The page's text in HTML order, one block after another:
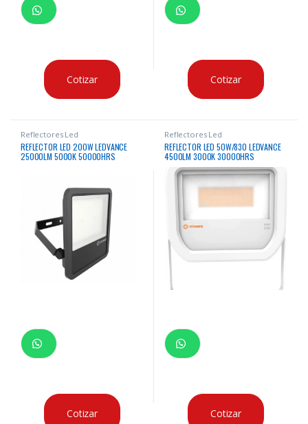
Cotizar Cotizar
Reflectores Led
REFLECTOR LED 200W LEDVANCE
25000LM 5000K 50000HRS
Cotizar
Reflectores Led
REFLECTOR LED 50W/830 LEDVANCE
4500LM 3000K 30000HRS
RECTANGULAR BLANCO
Cotizar